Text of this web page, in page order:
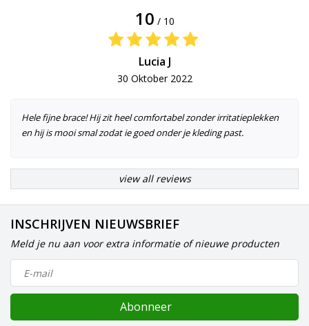
10 / 10
Lucia J
30 Oktober 2022
Hele fijne brace! Hij zit heel comfortabel zonder irritatieplekken
en hij is mooi smal zodat ie goed onder je kleding past.
view all reviews
INSCHRIJVEN NIEUWSBRIEF
Meld je nu aan voor extra informatie of nieuwe producten
Abonneer